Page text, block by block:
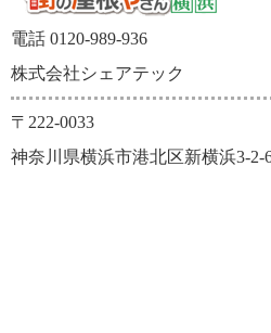
電話 0120-989-936
株式会社シェアテック
〒222-0033
神奈川県横浜市港北区新横浜3-2-